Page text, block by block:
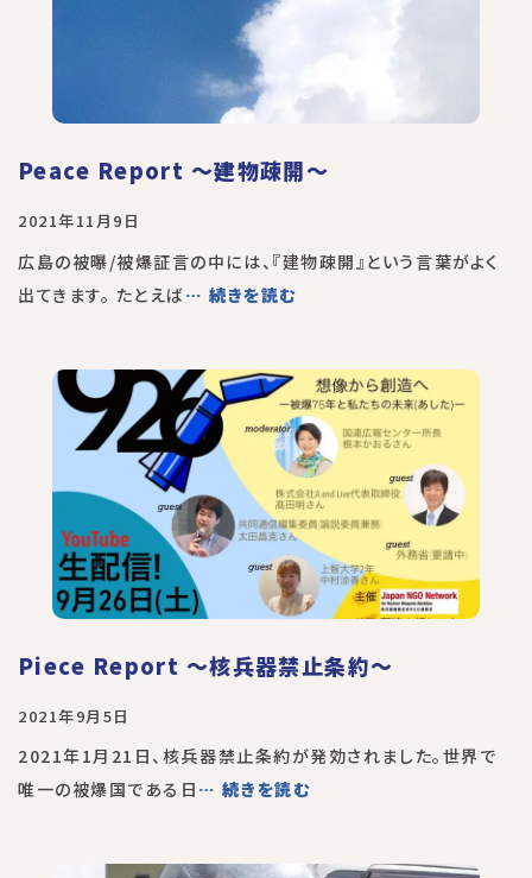
Peace Report 〜建物疎開〜
2021年11月9日
広島の被曝/被爆証言の中には、『建物疎開』という言葉がよく
出てきます。 たとえば… 続きを読む
Piece Report 〜核兵器禁止条約〜
2021年9月5日
2021年1月21日、核兵器禁止条約が発効されました。世界で
唯一の被爆国である日 … 続きを読む